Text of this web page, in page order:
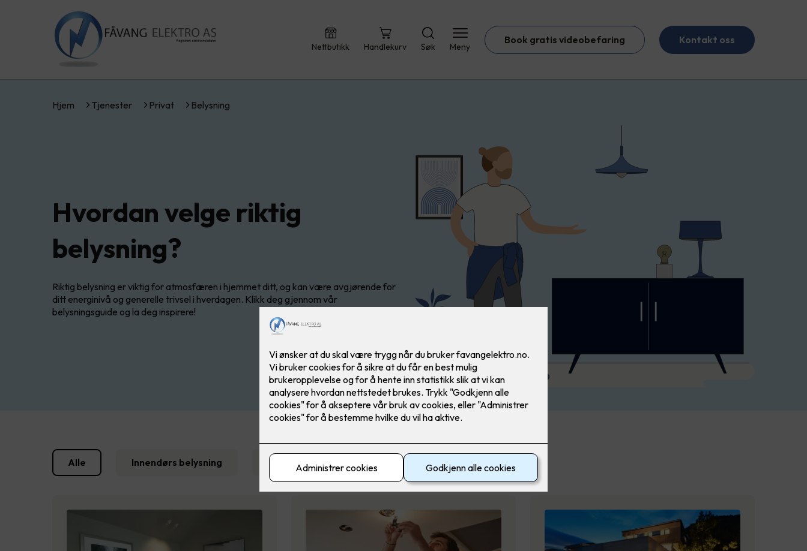
Nettbutikk Handlekurv Søk Meny
Book gratis videobefaring Kontakt oss
Hjem Tjenester Privat Belysning
Hvordan velge riktig
belysning?
Riktig belysning er viktig for atmosfæren i hjemmet ditt, og kan være avgjørende for
ditt energinivå og generelle trivsel i hverdagen. Klikk deg gjennom vår
belysningsguide og la deg inspirere!
Alle Innendørs belysning Utendørs belysning LED-lys